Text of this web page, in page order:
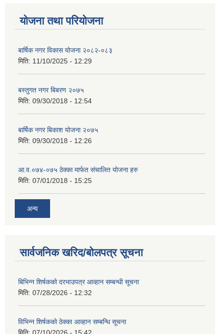
योजना तथा परियोजना
बार्षिक नगर विकास योजना २०८२-०८३
मिति: 11/10/2025 - 12:29
बस्तुगत नगर बिबरण २०७५
मिति: 09/30/2018 - 12:54
बार्षिक नगर बिकाश योजना २०७५
मिति: 09/30/2018 - 12:26
आ.व.०७४-०७५ ठेक्का मार्फत संचालित योजना हरु
मिति: 07/01/2018 - 15:25
अन्य
सार्वजनिक खरिद/बोलपत्र सूचना
बिभिन्‍न शिर्षकको दरभाउपत्र आव्हान सम्बन्धी सूचना
मिति: 07/28/2026 - 12:32
विभिन्न शिर्षकको ठेक्का आव्हान सम्बन्धि सूचना